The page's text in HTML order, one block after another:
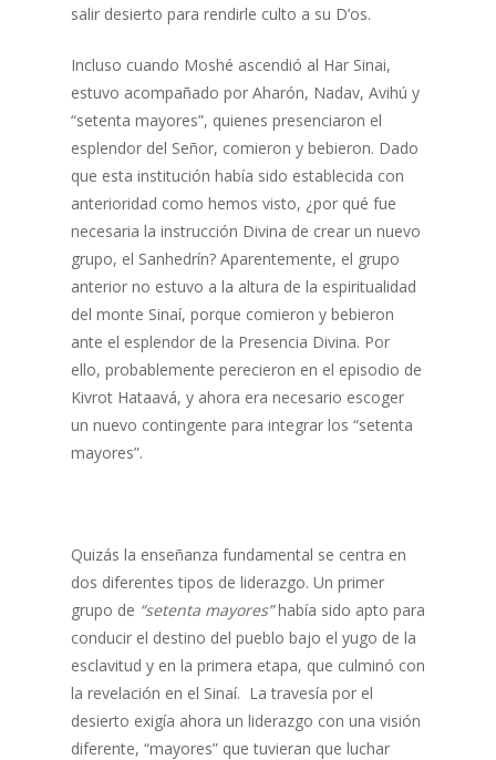
salir desierto para rendirle culto a su D’os.
Incluso cuando Moshé ascendió al Har Sinai,
estuvo acompañado por Aharón, Nadav, Avihú y
“setenta mayores”, quienes presenciaron el
esplendor del Señor, comieron y bebieron. Dado
que esta institución había sido establecida con
anterioridad como hemos visto, ¿por qué fue
necesaria la instrucción Divina de crear un nuevo
grupo, el Sanhedrín? Aparentemente, el grupo
anterior no estuvo a la altura de la espiritualidad
del monte Sinaí, porque comieron y bebieron
ante el esplendor de la Presencia Divina. Por
ello, probablemente perecieron en el episodio de
Kivrot Hataavá, y ahora era necesario escoger
un nuevo contingente para integrar los “setenta
mayores”.
Quizás la enseñanza fundamental se centra en
dos diferentes tipos de liderazgo. Un primer
grupo de “setenta mayores”había sido apto para
conducir el destino del pueblo bajo el yugo de la
esclavitud y en la primera etapa, que culminó con
la revelación en el Sinaí. La travesía por el
desierto exigía ahora un liderazgo con una visión
diferente, “mayores” que tuvieran que luchar